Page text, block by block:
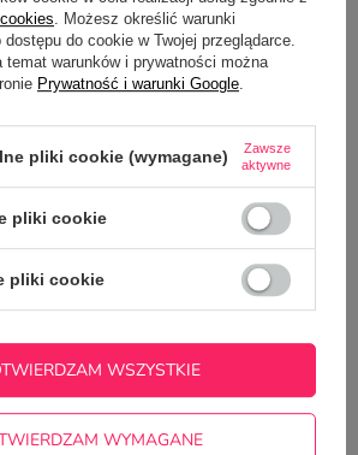
przeszkadzać - Piję
8,99 zł
BLOGA
projekt na kubek z pomocą
. Możesz określić warunki
do cookie w Twojej przeglądarce.
temat warunków i prywatności można
Prywatność i warunki Google.
pliki cookie (wymagane)
Zawsze
aktywne
pliki cookie
pliki cookie
WYMAGANE
WSZYSTKIE